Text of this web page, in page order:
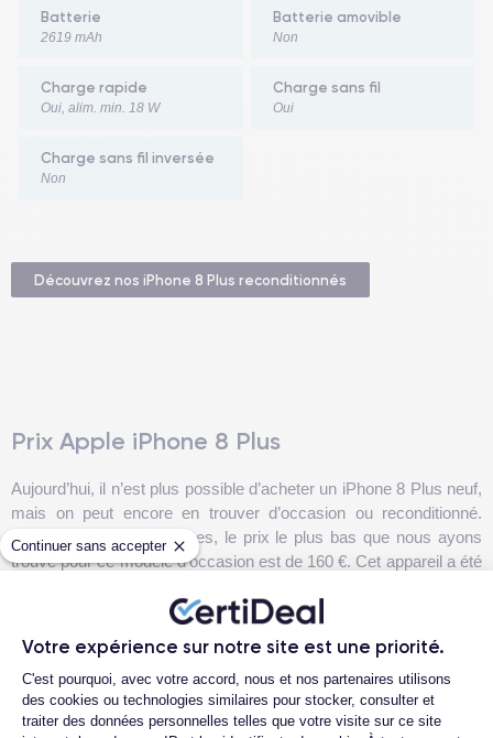
Continuer sans accepter
Votre expérience sur notre site est une priorité.
Plateforme de Gestion du
C'est pourquoi, avec votre accord, nous et nos partenaires utilisons
des cookies ou technologies similaires pour stocker, consulter et
traiter des données personnelles telles que votre visite sur ce site
Batterie
2619 mAh
Batterie amovible
Non
Charge rapide
Oui, alim. min. 18 W
Charge sans fil
Oui
Charge sans fil inversée
Non
Découvrez nos iPhone 8 Plus reconditionnés
Prix Apple iPhone 8 Plus
Aujourd’hui, il n’est plus possible d’acheter un iPhone 8 Plus neuf,
mais on peut encore en trouver d’occasion ou reconditionné.
Après plusieurs recherches, le prix le plus bas que nous ayons
trouvé pour ce modèle d’occasion est de 160 €. Cet appareil a été
tomber sur un exemplaire dont la batterie ou d’autres composants
judicieuse est d’opter pour un appareil reconditionné CertiDeal à
seulement 190 €, puisqu’il s’agit de smartphonestestés sur plus
de 30 points de contrôle , avec21 jours de retouret 24 mois
de garantie.